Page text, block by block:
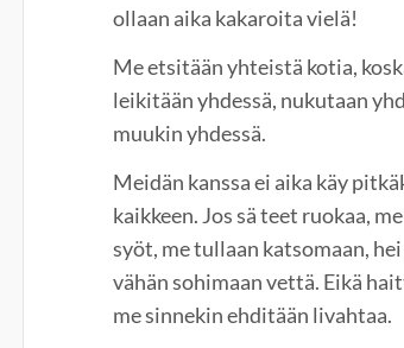
ollaan aika kakaroita vielä!
Me etsitään yhteistä kotia,
leikitään yhdessä, nukutaan
muukin yhdessä.
Meidän kanssa ei aika käy
kaikkeen. Jos sä teet ruokaa,
syöt, me tullaan katsomaan,
vähän sohimaan vettä. Eikä
me sinnekin ehditään livahtaa.